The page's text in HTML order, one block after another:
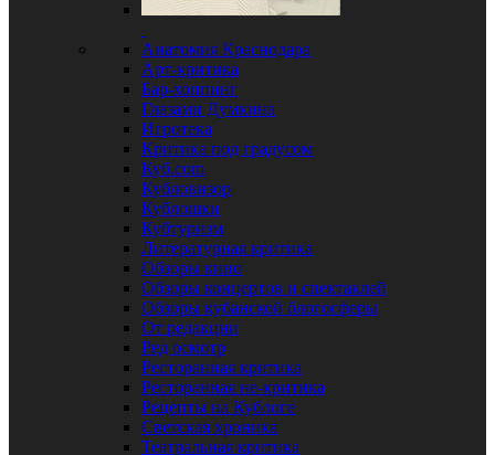
Анатомия Краснодара
Арт-критика
Бар-хоппинг
Глазами Думкина
Игротека
Критика под градусом
Куб.com
Кубловизор
Кублошки
Кубтуризм
Литературная критика
Обзоры кино
Обзоры концертов и спектаклей
Обзоры кубанской блогосферы
От редакции
Ред осмотр
Ресторанная критика
Ресторанная не-критика
Рецепты на Кублоге
Светская хроника
Театральная критика